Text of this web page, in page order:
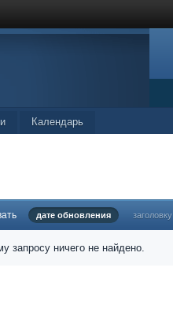
Календарь
дате обновления заголовку
запросу ничего не найдено.